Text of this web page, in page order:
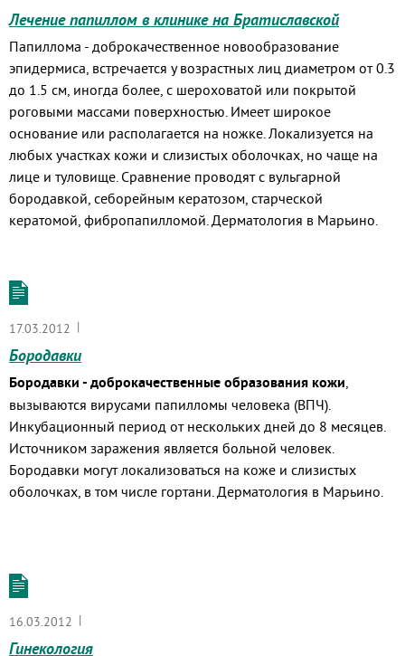
Лечение папиллом в клинике на Братиславской
Папиллома - доброкачественное новообразование
эпидермиса, встречается у возрастных лиц диаметром от 0.3
до 1.5 см, иногда более, с шероховатой или покрытой
роговыми массами поверхностью. Имеет широкое
основание или располагается на ножке. Локализуется на
любых участках кожи и слизистых оболочках, но чаще на
лице и туловище. Сравнение проводят с вульгарной
бородавкой, себорейным кератозом, старческой
кератомой, фибропапилломой. Дерматология в Марьино.
17.03.2012 |
Бородавки
Бородавки - доброкачественные образования кожи,
вызываются вирусами папилломы человека (ВПЧ).
Инкубационный период от нескольких дней до 8 месяцев.
Источником заражения является больной человек.
Бородавки могут локализоваться на коже и слизистых
оболочках, в том числе гортани. Дерматология в Марьино.
16.03.2012 |
Гинекология